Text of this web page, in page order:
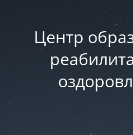
Центр